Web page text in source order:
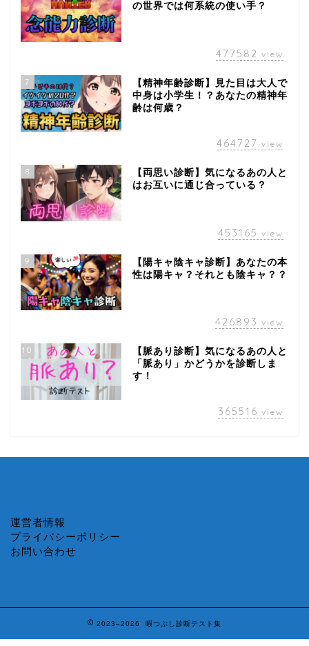
の世界では何系統の使い手？
477582 view
7
【精神年齢診断】見た目は大人で
中身は小学生！？あなたの精神年
齢は何歳？
464727 view
8
【両思い診断】気になるあの人と
はお互いに通じ合っている？
453165 view
9
【陽キャ陰キャ診断】あなたの本
性は陽キャ？それとも陰キャ？？
426893 view
10
【脈あり診断】気になるあの人と
「脈あり」かどうかを診断しま
す！
365516 view
運営者情報
プライバシーポリシー
お問い合わせ
2023–2026 暇つぶし診断テスト集